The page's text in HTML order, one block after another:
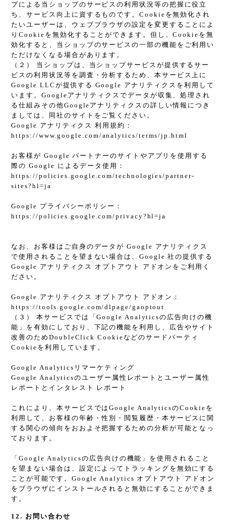
プによる当ショップのサービスの利用状況等の把握に役立
ち、サービス向上に資するものです。Cookieを無効化され
たいユーザーは、ウェブブラウザの設定を変更することによ
りCookieを無効化することができます。但し、Cookieを無
効化すると、当ショップのサービスの一部の機能をご利用い
ただけなくなる場合があります。
（２） 当ショップは、当ショップサービスが提供するサー
ビスの利用状況等を調査・分析するため、本サービス上に
Google LLCが提供する Google アナリティクスを利用して
います。Googleアナリティクスでデータが収集、処理され
る仕組みその他Googleアナリティクスの詳しい情報につき
ましては、同社のサイトをご覧ください。
Google アナリティクス 利用規約：
https://www.google.com/analytics/terms/jp.html
お客様が Google パートナーのサイトやアプリを使用する
際の Google によるデータ使用：
https://policies.google.com/technologies/partner-
sites?hl=ja
Google プライバシーポリシー：
https://policies.google.com/privacy?hl=ja
なお、お客様はご自身のデータが Google アナリティクス
で使用されることを望まない場合は、Google 社の提供する
Google アナリティクス オプトアウト アドオンをご利用く
ださい。
Google アナリティクス オプトアウト アドオン：
https://tools.google.com/dlpage/gaoptout
（３） 本サービスでは「Google Analyticsの広告向けの機
能」を有効にしており、下記の機能を利用し、広告やサイト
改善のためDoubleClick Cookieなどのサードパーティ
Cookieを利用しています。
Google Analyticsリマーケティング
Google Analyticsのユーザー属性レポートとユーザー属性
レポートとインタレスト レポート
これにより、本サービスではGoogle AnalyticsのCookieを
利用して、お客様の年齢・性別・閲覧履歴・本サービスに関
する関心の傾向をおおよそ把握するための分析が可能となっ
ております。
「Google Analyticsの広告向けの機能」を使用されること
を望まない場合は、設定によってトラッキングを無効にする
ことが可能です。Google Analytics オプトアウト アドオン
をブラウザにインストールされると無効にすることができま
す。
12. お問い合わせ